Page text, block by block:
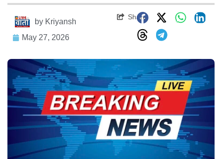
by Kriyansh
May 27, 2026
Share